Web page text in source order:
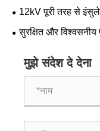
लिमिटिंग फ्यूज क्यों है?
12kV पूरी तरह से
विद्युत वितरण नेटवर्क के
सुरक्षित और
मुझे संदेश दे देना